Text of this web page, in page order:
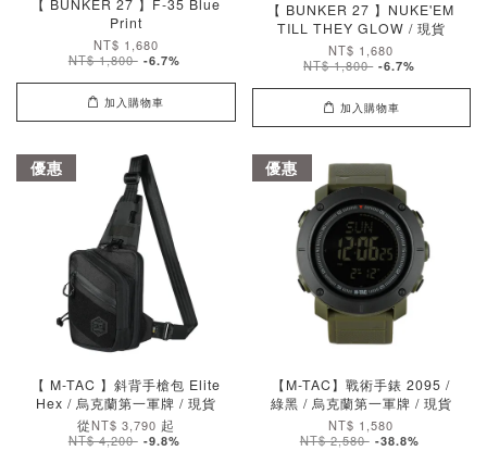
【 BUNKER 27 】F-35 Blue
Print
NT$ 1,680
NT$ 1,800 -6.7%
加入購物車
【 BUNKER 27 】NUKE'EM
TILL THEY GLOW / 現貨
NT$ 1,680
NT$ 1,800 -6.7%
加入購物車
優惠
【 M-TAC 】斜背手槍包 Elite
Hex / 烏克蘭第一軍牌 / 現貨
從NT$ 3,790 起
NT$ 4,200 -9.8%
優惠
【M-TAC】戰術手錶 2095 /
綠黑 / 烏克蘭第一軍牌 / 現貨
NT$ 1,580
NT$ 2,580 -38.8%